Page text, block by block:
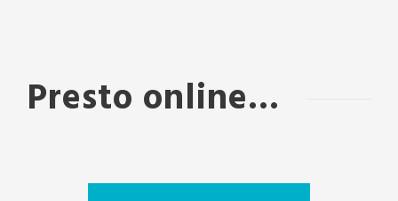
Presto online...